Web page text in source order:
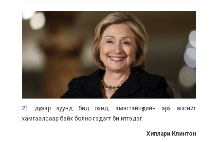
21 дүгээр зуунд бид охид, эмэгтэйчүүдийн эрх ашгийг
хамгаалсаар байх болно гэдэгт би итгэдэг.
Хиллари Клинтон